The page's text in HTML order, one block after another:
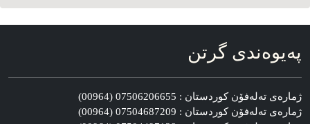
په‌یوه‌ندی گرتن
ژماره‌ی ته‌له‌فۆن کوردستان : 07506206655 (00964)
ژماره‌ی ته‌له‌فۆن کوردستان : 07504687209 (00964)